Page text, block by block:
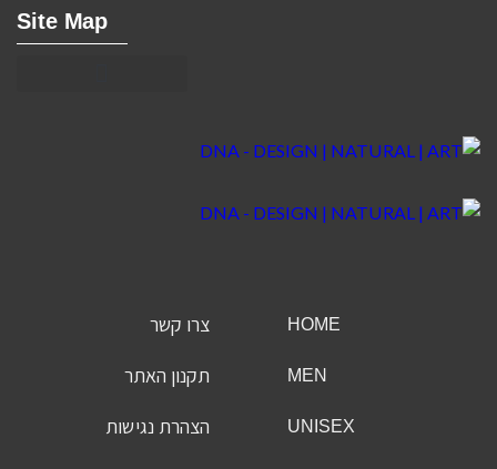
Site Map
HOME
MEN
UNISEX
צרו קשר
תקנון האתר
הצהרת נגישות